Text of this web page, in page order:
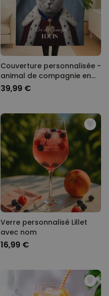
Couverture personnalisée -
animal de compagnie en
costume
39,99 €
Verre personnalisé Lillet
avec nom
16,99 €